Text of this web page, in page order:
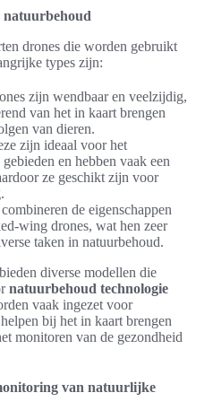
natuurbehoud
drones die worden gebruikt
types zijn:
zijn wendbaar en veelzijdig,
van het in kaart brengen
van dieren.
zijn ideaal voor het
en hebben vaak een
ze geschikt zijn voor
de eigenschappen
wing drones, wat hen zeer
taken in natuurbehoud.
diverse modellen die
natuurbehoud technologie
vaak ingezet voor
bij het in kaart brengen
monitoren van de gezondheid
van natuurlijke